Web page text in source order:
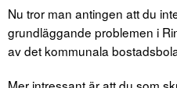
Nu tror man antingen att du
grundläggande problemen i
av det kommunala